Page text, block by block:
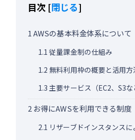
目次 [閉じる]
1 AWSの基本料金体系について
1.1 従量課金制の仕組み
1.2 無料利用枠の概要と活用方
1.3 主要サービス（EC2、S3
2 お得にAWSを利用できる制度
2.1 リザーブドインスタンス